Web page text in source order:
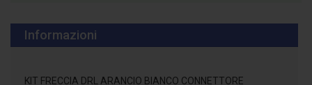
Informazioni
KIT FRECCIA DRL ARANCIO BIANCO CONNETTORE